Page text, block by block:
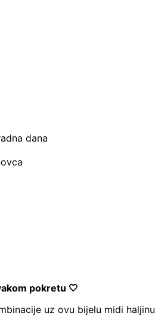
dana
pokretu 🤍
uz ovu bijelu midi